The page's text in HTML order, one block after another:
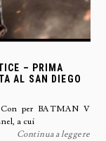
– PRIMA
AL SAN DIEGO
per BATMAN V
a cui
Continua a leggere